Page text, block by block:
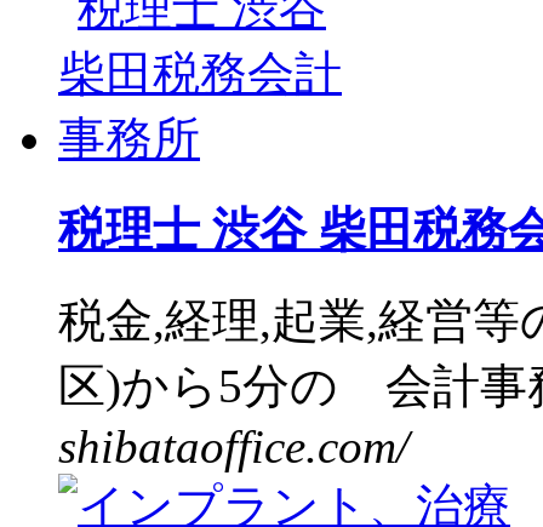
税理士 渋谷 柴田税務
税金,経理,起業,経営
区)から5分の 会計事
shibataoffice.com/